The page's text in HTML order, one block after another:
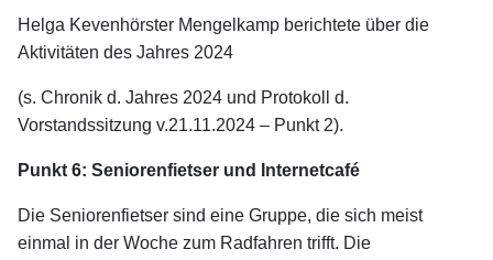
Helga Kevenhörster Mengelkamp berichtete über die
Aktivitäten des Jahres 2024
(s. Chronik d. Jahres 2024 und Protokoll d.
Vorstandssitzung v.21.11.2024 – Punkt 2).
Punkt 6: Seniorenfietser und Internetcafé
Die Seniorenfietser sind eine Gruppe, die sich meist
einmal in der Woche zum Radfahren trifft. Die